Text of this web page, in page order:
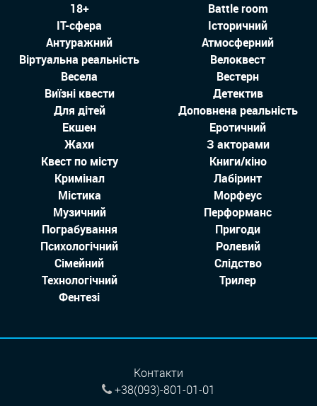
18+
Battle room
IT-сфера
Історичний
Антуражний
Атмосферний
Віртуальна реальність
Велоквест
Весела
Вестерн
Виїзні квести
Детектив
Для дітей
Доповнена реальність
Екшен
Еротичний
Жахи
З акторами
Квест по місту
Книги/кіно
Кримінал
Лабіринт
Містика
Морфеус
Музичний
Перформанс
Пограбування
Пригоди
Психологічний
Ролевий
Сімейний
Слідство
Технологiчний
Трилер
Фентезі
Контакти
+38(093)-801-01-01